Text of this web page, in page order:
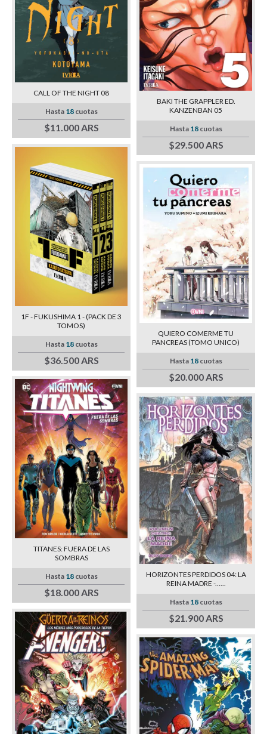
CALL OF THE NIGHT 08
Hasta 18cuotas
$11.000 ARS
BAKI THE GRAPPLER ED.
KANZENBAN 05
Hasta 18cuotas
$29.500 ARS
1F - FUKUSHIMA 1 - (PACK DE 3
TOMOS)
Hasta 18cuotas
$36.500 ARS
QUIERO COMERME TU
PANCREAS (TOMO UNICO)
Hasta 18cuotas
$20.000 ARS
TITANES: FUERA DE LAS
SOMBRAS
Hasta 18cuotas
$18.000 ARS
HORIZONTES PERDIDOS 04: LA
REINA MADRE -......
Hasta 18cuotas
$21.900 ARS